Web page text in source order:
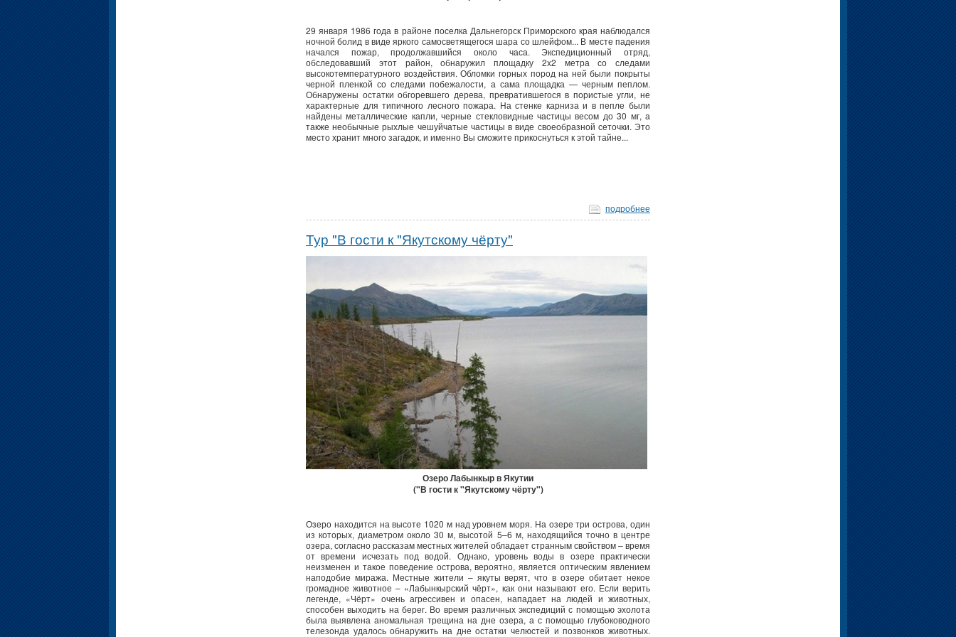
29 января 1986 года в районе поселка Дальнегорск Приморского края наблюдался
ночной болид в виде яркого самосветящегося шара со шлейфом... В месте падения
начался пожар, продолжавшийся около часа. Экспедиционный отряд,
обследовавший этот район, обнаружил площадку 2x2 метра со следами
высокотемпературного воздействия. Обломки горных пород на ней были покрыты
черной пленкой со следами побежалости, а сама площадка — черным пеплом.
Обнаружены остатки обгоревшего дерева, превратившегося в пористые угли, не
характерные для типичного лесного пожара. На стенке карниза и в пепле были
найдены металлические капли, черные стекловидные частицы весом до 30 мг, а
также необычные рыхлые чешуйчатые частицы в виде своеобразной сеточки. Это
место хранит много загадок, и именно Вы сможите прикоснуться к этой тайне...
подробнее
Тур "В гости к "Якутскому чёрту"
Озеро Лабынкыр в Якутии
("В гости к "Якутскому чёрту")
Озеро находится на высоте 1020 м над уровнем моря. На озере три острова, один
из которых, диаметром около 30 м, высотой 5–6 м, находящийся точно в центре
озера, согласно рассказам местных жителей обладает странным свойством – время
от времени исчезать под водой. Однако, уровень воды в озере практически
неизменен и такое поведение острова, вероятно, является оптическим явлением
наподобие миража. Местные жители – якуты верят, что в озере обитает некое
громадное животное – «Лабынкырский чёрт», как они называют его. Если верить
легенде, «Чёрт» очень агрессивен и опасен, нападает на людей и животных,
способен выходить на берег. Во время различных экспедиций с помощью эхолота
была выявлена аномальная трещина на дне озера, а с помощью глубоководного
телезонда удалось обнаружить на дне остатки челюстей и позвонков животных.